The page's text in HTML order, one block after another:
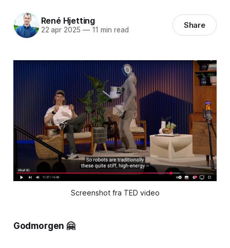
René Hjetting
22 apr 2025 —11 min read Share
Screenshot fra TED video
Godmorgen 🤗